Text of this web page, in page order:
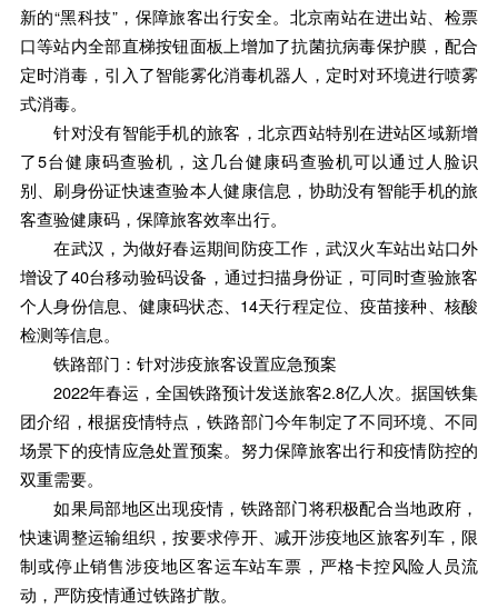
新的“黑科技”，保障旅客出行安全。北京南站在进出站、检票
口等站内全部直梯按钮面板上增加了抗菌抗病毒保护膜，配合
定时消毒，引入了智能雾化消毒机器人，定时对环境进行喷雾
式消毒。
针对没有智能手机的旅客，北京西站特别在进站区域新增
了5台健康码查验机，这几台健康码查验机可以通过人脸识
别、刷身份证快速查验本人健康信息，协助没有智能手机的旅
客查验健康码，保障旅客效率出行。
在武汉，为做好春运期间防疫工作，武汉火车站出站口外
增设了40台移动验码设备，通过扫描身份证，可同时查验旅客
个人身份信息、健康码状态、14天行程定位、疫苗接种、核酸
检测等信息。
铁路部门：针对涉疫旅客设置应急预案
2022年春运，全国铁路预计发送旅客2.8亿人次。据国铁集
团介绍，根据疫情特点，铁路部门今年制定了不同环境、不同
场景下的疫情应急处置预案。努力保障旅客出行和疫情防控的
双重需要。
如果局部地区出现疫情，铁路部门将积极配合当地政府，
快速调整运输组织，按要求停开、减开涉疫地区旅客列车，限
制或停止销售涉疫地区客运车站车票，严格卡控风险人员流
动，严防疫情通过铁路扩散。